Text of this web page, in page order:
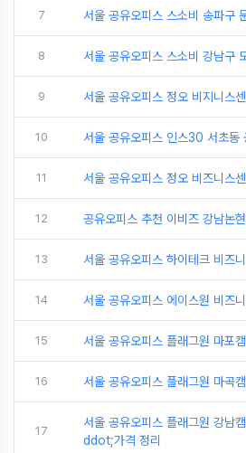
7 서울 공유오피스 스소비 송파구
8 서울 공유오피스 스소비 강남구
9 서울 공유오피스 정오 비지니스
10 서울 공유오피스 인스30 서초동
11 서울 공유오피스 정오 비즈니스
12 공유오피스 추천 이비즈 강남논
13 서울 공유오피스 하이테크 비즈
14 서울 공유오피스 에이스원 비즈
15 서울 공유오피스 플래그원 마포
16 서울 공유오피스 플래그원 마곡
17
서울 공유오피스 플래그원 강남
ddot;가격 정리